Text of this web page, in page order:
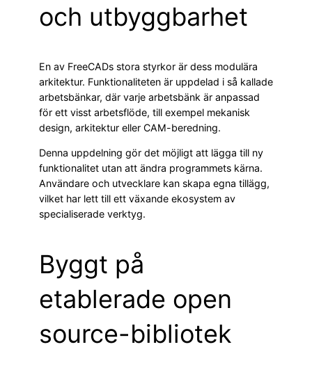
och utbyggbarhet
En av FreeCADs stora styrkor är dess modulära
arkitektur. Funktionaliteten är uppdelad i så kallade
arbetsbänkar, där varje arbetsbänk är anpassad
för ett visst arbetsflöde, till exempel mekanisk
design, arkitektur eller CAM-beredning.
Denna uppdelning gör det möjligt att lägga till ny
funktionalitet utan att ändra programmets kärna.
Användare och utvecklare kan skapa egna tillägg,
vilket har lett till ett växande ekosystem av
specialiserade verktyg.
Byggt på
etablerade open
source-bibliotek